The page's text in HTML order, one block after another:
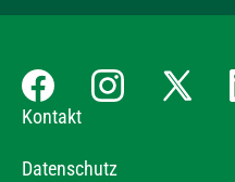
Kontakt
Datenschutz